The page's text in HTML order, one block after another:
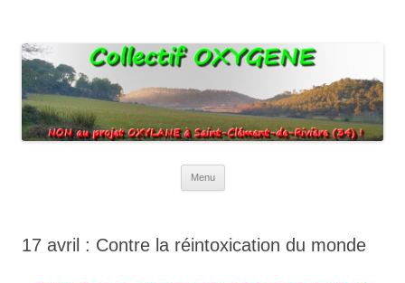
agricoles.
Menu
17 avril : Contre la réintoxication du monde